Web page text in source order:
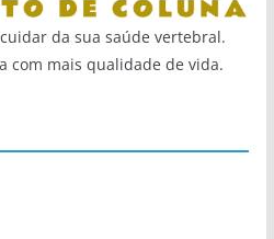
da sua saúde vertebral.
com mais qualidade de vida.